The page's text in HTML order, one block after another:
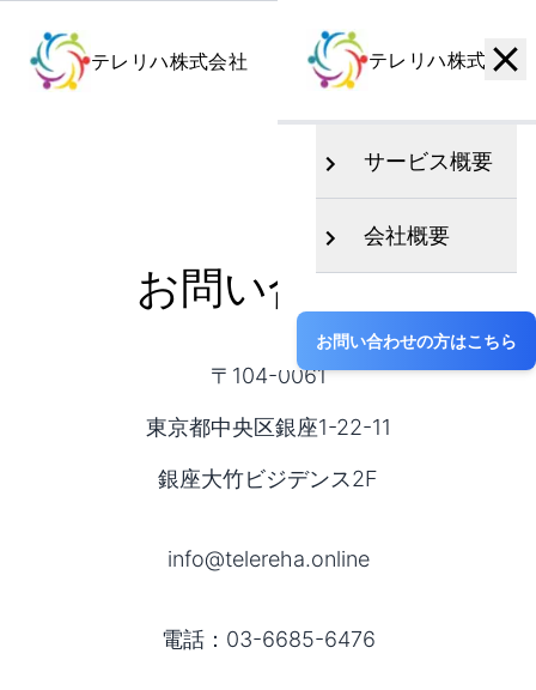
テレリハ株式会社 テレリハ株式会社
サービス概要
会社概要
お問い合わせの方はこちら
お問い合わせ
〒104-0061
東京都中央区銀座1-22-11
銀座大竹ビジデンス2F
info@telereha.online
電話：03-6685-6476